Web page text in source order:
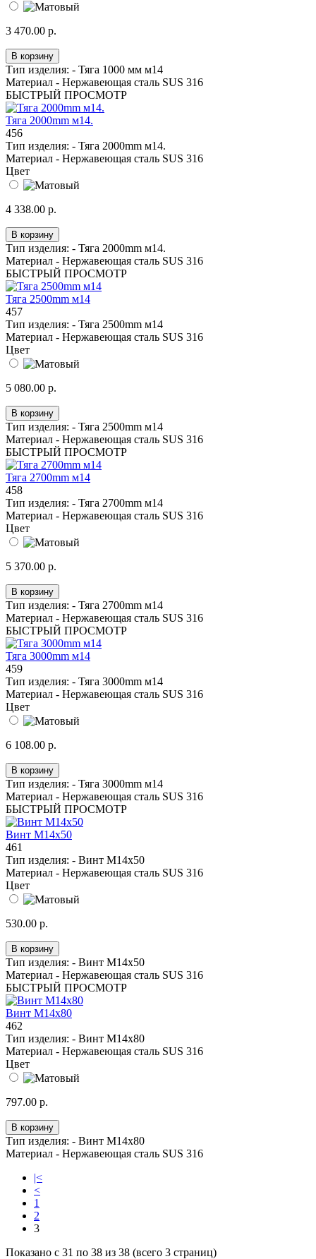
3 470.00 р.
В корзину
Тип изделия: - Тяга 1000 мм м14
Материал - Нержавеющая сталь SUS 316
БЫСТРЫЙ ПРОСМОТР
Тяга 2000mm м14.
456
Тип изделия: - Тяга 2000mm м14.
Материал - Нержавеющая сталь SUS 316
Цвет
4 338.00 р.
В корзину
Тип изделия: - Тяга 2000mm м14.
Материал - Нержавеющая сталь SUS 316
БЫСТРЫЙ ПРОСМОТР
Тяга 2500mm м14
457
Тип изделия: - Тяга 2500mm м14
Материал - Нержавеющая сталь SUS 316
Цвет
5 080.00 р.
В корзину
Тип изделия: - Тяга 2500mm м14
Материал - Нержавеющая сталь SUS 316
БЫСТРЫЙ ПРОСМОТР
Тяга 2700mm м14
458
Тип изделия: - Тяга 2700mm м14
Материал - Нержавеющая сталь SUS 316
Цвет
5 370.00 р.
В корзину
Тип изделия: - Тяга 2700mm м14
Материал - Нержавеющая сталь SUS 316
БЫСТРЫЙ ПРОСМОТР
Тяга 3000mm м14
459
Тип изделия: - Тяга 3000mm м14
Материал - Нержавеющая сталь SUS 316
Цвет
6 108.00 р.
В корзину
Тип изделия: - Тяга 3000mm м14
Материал - Нержавеющая сталь SUS 316
БЫСТРЫЙ ПРОСМОТР
Винт M14x50
461
Тип изделия: - Винт M14x50
Материал - Нержавеющая сталь SUS 316
Цвет
530.00 р.
В корзину
Тип изделия: - Винт M14x50
Материал - Нержавеющая сталь SUS 316
БЫСТРЫЙ ПРОСМОТР
Винт M14x80
462
Тип изделия: - Винт M14x80
Материал - Нержавеющая сталь SUS 316
Цвет
797.00 р.
В корзину
Тип изделия: - Винт M14x80
Материал - Нержавеющая сталь SUS 316
|<
<
1
2
3
Показано с 31 по 38 из 38 (всего 3 страниц)